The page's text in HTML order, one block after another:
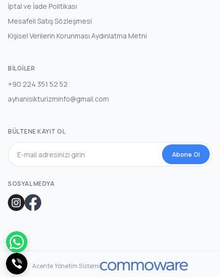
İptal ve İade Politikası
Mesafeli Satış Sözleşmesi
Kişisel Verilerin Korunması Aydınlatma Metni
BILGILER
+90 224 351 52 52
ayhanisikturizminfo@gmail.com
BÜLTENE KAYIT OL
Abone Ol
SOSYAL MEDYA
Acente Yönetim Sistemi